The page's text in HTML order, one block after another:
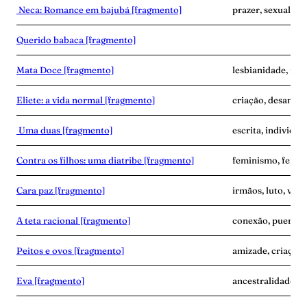
Neca: Romance em bajubá [fragmento] prazer,
Querido babaca [fragmento]
Mata Doce [fragmento] lesbianidade,
Eliete: a vida normal [fragmento] criação,
Uma duas [fragmento] escrita,
Contra os filhos: uma diatribe [fragmento] feminismo,
Cara paz [fragmento] irmãos, luto,
A teta racional [fragmento] conexão,
Peitos e ovos [fragmento] amizade,
Eva [fragmento] ancestralidade,